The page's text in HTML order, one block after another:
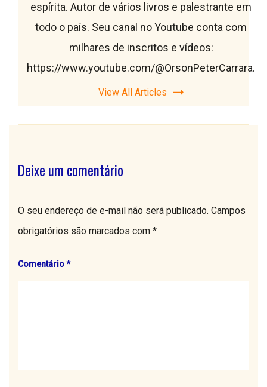
espírita. Autor de vários livros e palestrante em
todo o país. Seu canal no Youtube conta com
milhares de inscritos e vídeos:
https://www.youtube.com/@OrsonPeterCarrara.
View All Articles
Deixe um comentário
O seu endereço de e-mail não será publicado. Campos
obrigatórios são marcados com *
Comentário*